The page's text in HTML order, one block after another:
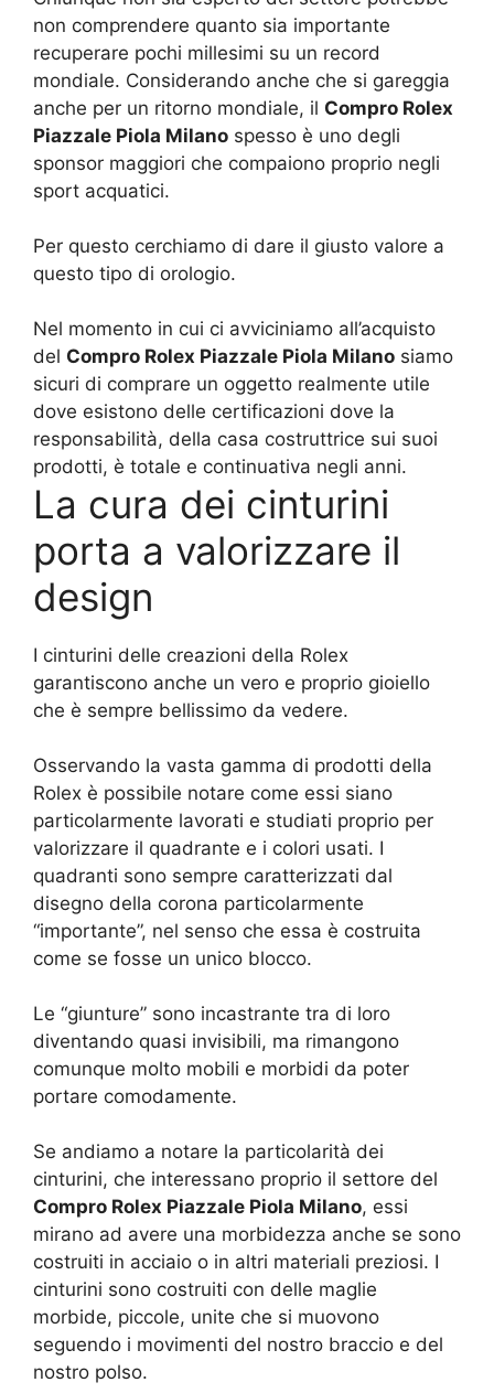
non comprendere quanto sia importante
recuperare pochi millesimi su un record
mondiale. Considerando anche che si gareggia
anche per un ritorno mondiale, il Compro Rolex
Piazzale Piola Milano spesso è uno degli
sponsor maggiori che compaiono proprio negli
sport acquatici.
Per questo cerchiamo di dare il giusto valore a
questo tipo di orologio.
Nel momento in cui ci avviciniamo all’acquisto
del Compro Rolex Piazzale Piola Milano siamo
sicuri di comprare un oggetto realmente utile
dove esistono delle certificazioni dove la
responsabilità, della casa costruttrice sui suoi
prodotti, è totale e continuativa negli anni.
La cura dei cinturini
porta a valorizzare il
design
I cinturini delle creazioni della Rolex
garantiscono anche un vero e proprio gioiello
che è sempre bellissimo da vedere.
Osservando la vasta gamma di prodotti della
Rolex è possibile notare come essi siano
particolarmente lavorati e studiati proprio per
valorizzare il quadrante e i colori usati. I
quadranti sono sempre caratterizzati dal
disegno della corona particolarmente
“importante”, nel senso che essa è costruita
come se fosse un unico blocco.
Le “giunture” sono incastrante tra di loro
diventando quasi invisibili, ma rimangono
comunque molto mobili e morbidi da poter
portare comodamente.
Se andiamo a notare la particolarità dei
cinturini, che interessano proprio il settore del
Compro Rolex Piazzale Piola Milano, essi
mirano ad avere una morbidezza anche se sono
costruiti in acciaio o in altri materiali preziosi. I
cinturini sono costruiti con delle maglie
morbide, piccole, unite che si muovono
seguendo i movimenti del nostro braccio e del
nostro polso.